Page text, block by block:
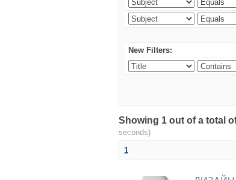
New Filters:
Showing 1 out of a total
seconds)
1